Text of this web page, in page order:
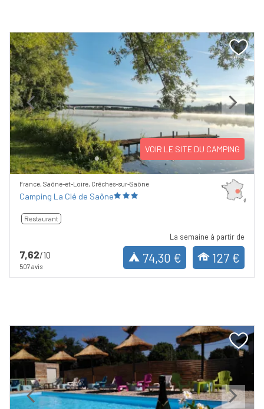
Previous Next
VOIR LE SITE DU CAMPING
France, Saône-et-Loire, Crêches-sur-Saône
Camping La Clé de Saône
Restaurant
7,62/10
507 avis
La semaine à partir de
74,30 € 127 €